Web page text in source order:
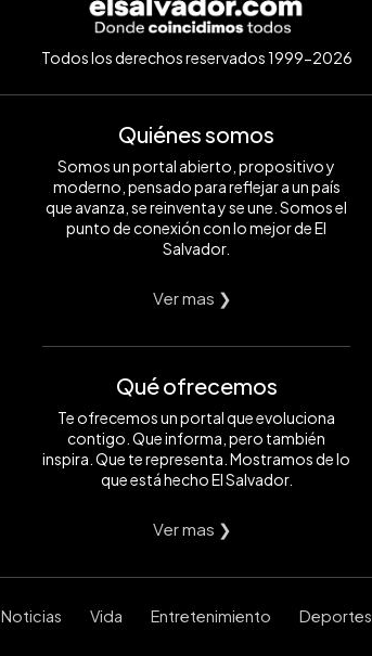
Todos los derechos reservados 1999-2026
Quiénes somos
Somos un portal abierto, propositivo y
moderno, pensado para reflejar a un país
que avanza, se reinventa y se une. Somos el
punto de conexión con lo mejor de El
Salvador.
Ver mas ❯
Qué ofrecemos
Te ofrecemos un portal que evoluciona
contigo. Que informa, pero también
inspira. Que te representa. Mostramos de lo
que está hecho El Salvador.
Ver mas ❯
Noticias Vida Entretenimiento Deportes